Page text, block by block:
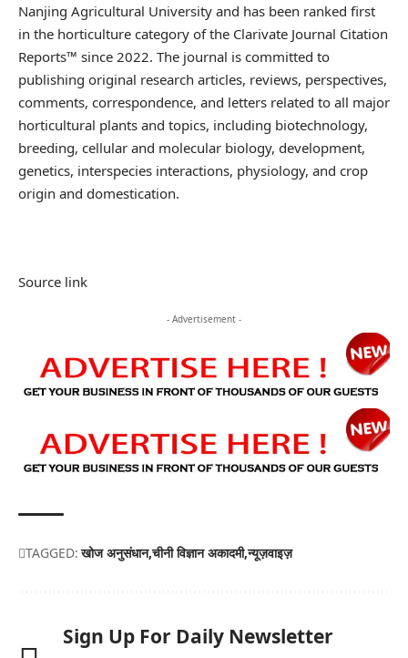
Nanjing Agricultural University and has been ranked first
in the horticulture category of the Clarivate Journal Citation
Reports™ since 2022. The journal is committed to
publishing original research articles, reviews, perspectives,
comments, correspondence, and letters related to all major
horticultural plants and topics, including biotechnology,
breeding, cellular and molecular biology, development,
genetics, interspecies interactions, physiology, and crop
origin and domestication.
Source link
- Advertisement -
TAGGED: खोज अनुसंधान चीनी विज्ञान अकादमी न्यूज़वाइज़
Sign Up For Daily Newsletter